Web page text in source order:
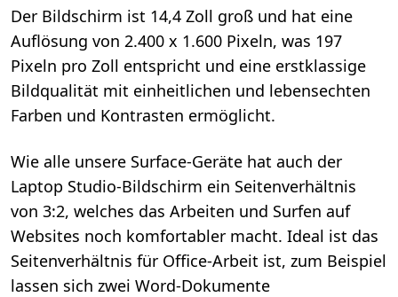
Der Bildschirm ist 14,4 Zoll groß und hat eine
Auflösung von 2.400 x 1.600 Pixeln, was 197
Pixeln pro Zoll entspricht und eine erstklassige
Bildqualität mit einheitlichen und lebensechten
Farben und Kontrasten ermöglicht.
Wie alle unsere Surface-Geräte hat auch der
Laptop Studio-Bildschirm ein Seitenverhältnis
von 3:2, welches das Arbeiten und Surfen auf
Websites noch komfortabler macht. Ideal ist das
Seitenverhältnis für Office-Arbeit ist, zum Beispiel
lassen sich zwei Word-Dokumente